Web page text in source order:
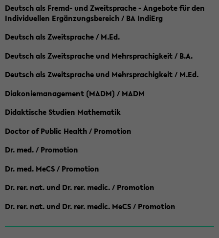
Deutsch als Fremd- und Zweitsprache - Angebote für den
Individuellen Ergänzungsbereich / BA IndiErg
Deutsch als Zweitsprache / M.Ed.
Deutsch als Zweitsprache und Mehrsprachigkeit / B.A.
Deutsch als Zweitsprache und Mehrsprachigkeit / M.Ed.
Diakoniemanagement (MADM) / MADM
Didaktische Studien Mathematik
Doctor of Public Health / Promotion
Dr. med. / Promotion
Dr. med. MeCS / Promotion
Dr. rer. nat. und Dr. rer. medic. / Promotion
Dr. rer. nat. und Dr. rer. medic. MeCS / Promotion